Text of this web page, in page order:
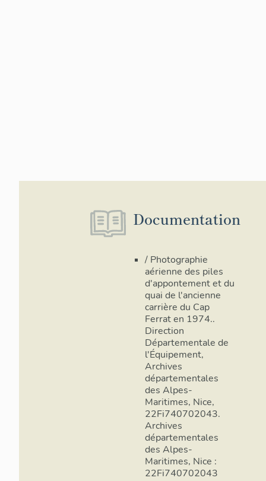
Documentation
/ Photographie
aérienne des piles
d'appontement et du
quai de l'ancienne
carrière du Cap
Ferrat en 1974..
Direction
Départementale de
l'Équipement,
Archives
départementales
des Alpes-
Maritimes, Nice,
22Fi740702043.
Archives
départementales
des Alpes-
Maritimes, Nice :
22Fi740702043